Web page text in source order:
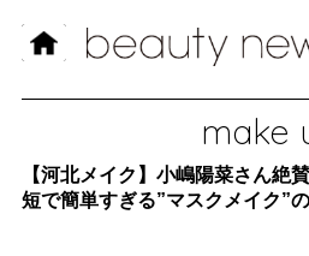
make
【河北メイク】小嶋陽菜さん絶
短で簡単すぎる”マスクメイク”